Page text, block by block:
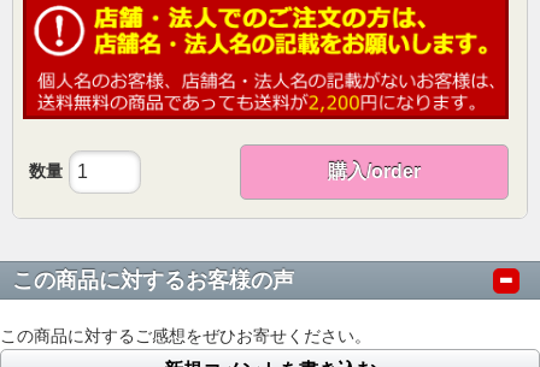
数量 購入/order
この商品に対するお客様の声
この商品に対するご感想をぜひお寄せください。